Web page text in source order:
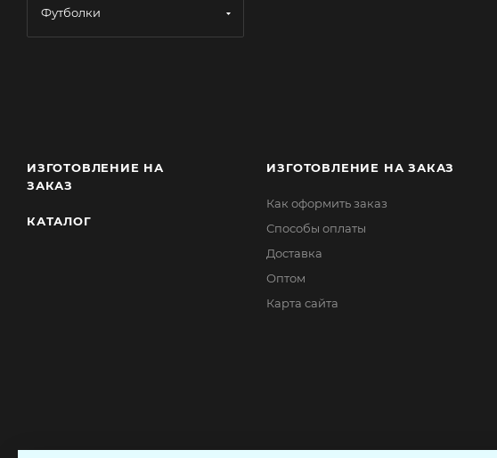
Футболки
ИЗГОТОВЛЕНИЕ НА
ЗАКАЗ
КАТАЛОГ
ИЗГОТОВЛЕНИЕ НА ЗАКАЗ
Как оформить заказ
Способы оплаты
Доставка
Оптом
Карта сайта